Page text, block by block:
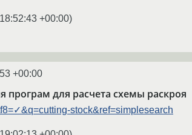
+00:00)
+00:00
програм для расчета схемы раскроя
stock&ref=simplesearch